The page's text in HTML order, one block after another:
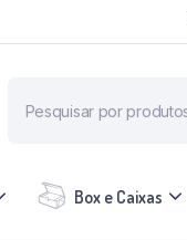
Box e Caixas